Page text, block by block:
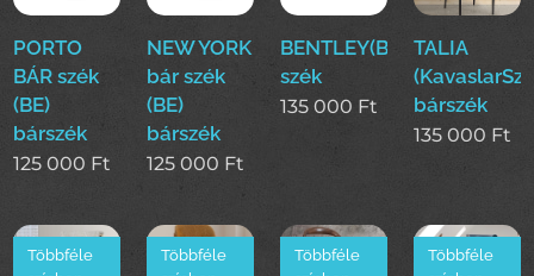
PORTO
BÁR szék
(BE)
bárszék
125 000 Ft
NEW YORK
bár szék
(BE)
bárszék
125 000 Ft
BENTLEY(BE)
szék
135 000 Ft
TALIA
bárszék
135 000 Ft
Többféle
Többféle
Többféle
Többféle